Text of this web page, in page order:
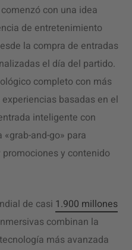
con una idea
de entretenimiento
la compra de entradas
el día del partido.
completo con más
basadas en el
inteligente con
and-go» para
y contenido
de casi 1.900 millones
combinan la
más avanzada